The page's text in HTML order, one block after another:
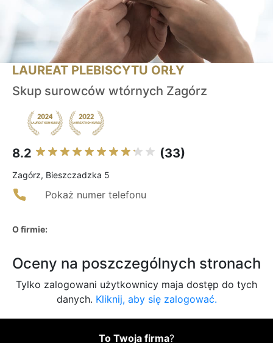
LAUREAT PLEBISCYTU ORŁY
Skup surowców wtórnych Zagórz
8.2 (33)
Zagórz, Bieszczadzka 5
Pokaż numer telefonu
O firmie:
Oceny na poszczególnych stronach
Tylko zalogowani użytkownicy maja dostęp do tych
danych. Kliknij, aby się zalogować.
To Twoja firma?